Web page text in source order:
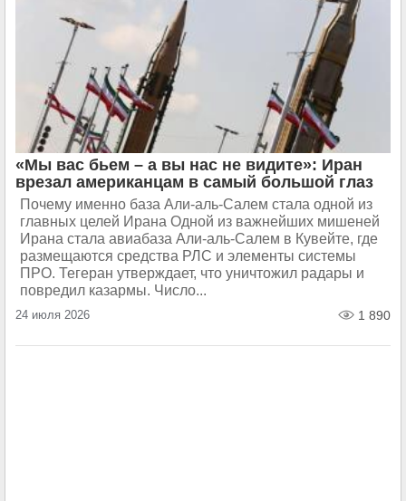
«Мы вас бьем – а вы нас не видите»: Иран
врезал американцам в самый большой глаз
Почему именно база Али-аль-Салем стала одной из
главных целей Ирана Одной из важнейших мишеней
Ирана стала авиабаза Али-аль-Салем в Кувейте, где
размещаются средства РЛС и элементы системы
ПРО. Тегеран утверждает, что уничтожил радары и
повредил казармы. Число...
24 июля 2026 1 890